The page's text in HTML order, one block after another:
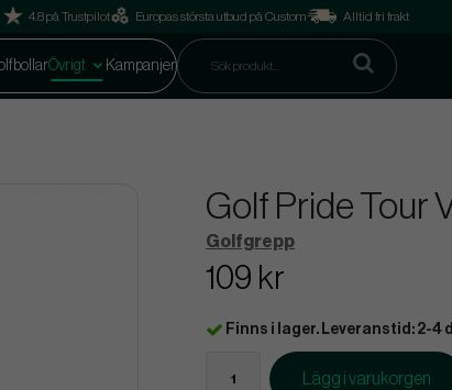
4.8 på Trustpilot Europas största utbud på Custom Alltid fri frakt
Övrigt Kampanjer
Golf Pride Tour
Golfgrepp
109 kr
Finns i lager. Leveranstid: 2-4
Lägg i varukorgen